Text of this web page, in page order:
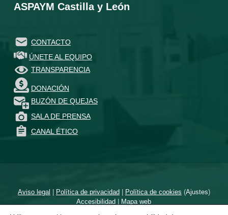
ASPAYM Castilla y León
CONTACTO
ÚNETE AL EQUIPO
TRANSPARENCIA
DONACIÓN
BUZÓN DE QUEJAS
SALA DE PRENSA
CANAL ÉTICO
Aviso legal | Política de privacidad| Política de cookies (Ajustes)
Accesibilidad | Mapa web